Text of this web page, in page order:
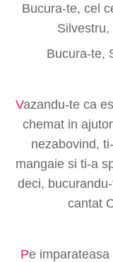
Bucura-te, cel
Bucura-te,
Vazandu-te ca
chemat in
nezabovind,
mangaie si ti-a
deci,
cantat
Pe